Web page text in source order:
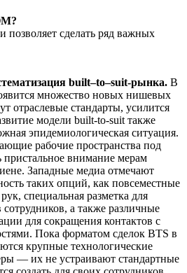
позволяет сделать ряд важных
built–to–suit-рынка. В
множество новых нишевых
отраслевые стандарты, усилится
модели built-to-suit также
эпидемиологическая ситуация.
рабочие пространства под
пристальное внимание мерам
Западные медиа отмечают
таких опций, как повсеместные
специальная разметка для
сотрудников, а также различные
для сокращения контактов с
Пока форматом сделок BTS в
крупные технологические
— их не устраивают стандартные